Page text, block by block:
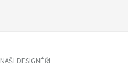
NAŠI DESIGNÉŘI